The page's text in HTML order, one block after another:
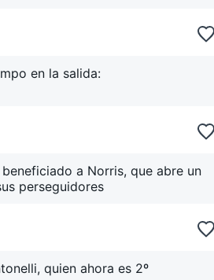
en la salida:
a Norris, que abre un
perseguidores
quien ahora es 2º